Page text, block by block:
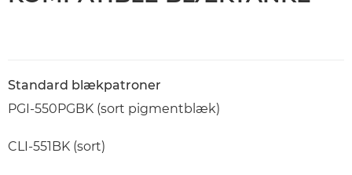
Standard blækpatroner
PGI-550PGBK (sort pigmentblæk)
CLI-551BK (sort)